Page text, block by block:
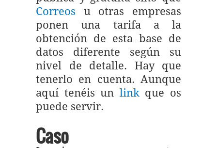
Correos u otras empresas
ponen una tarifa a la
obtención de esta base de
datos diferente según su
nivel de detalle. Hay que
tenerlo en cuenta. Aunque
aquí tenéis un link que os
puede servir.
Caso